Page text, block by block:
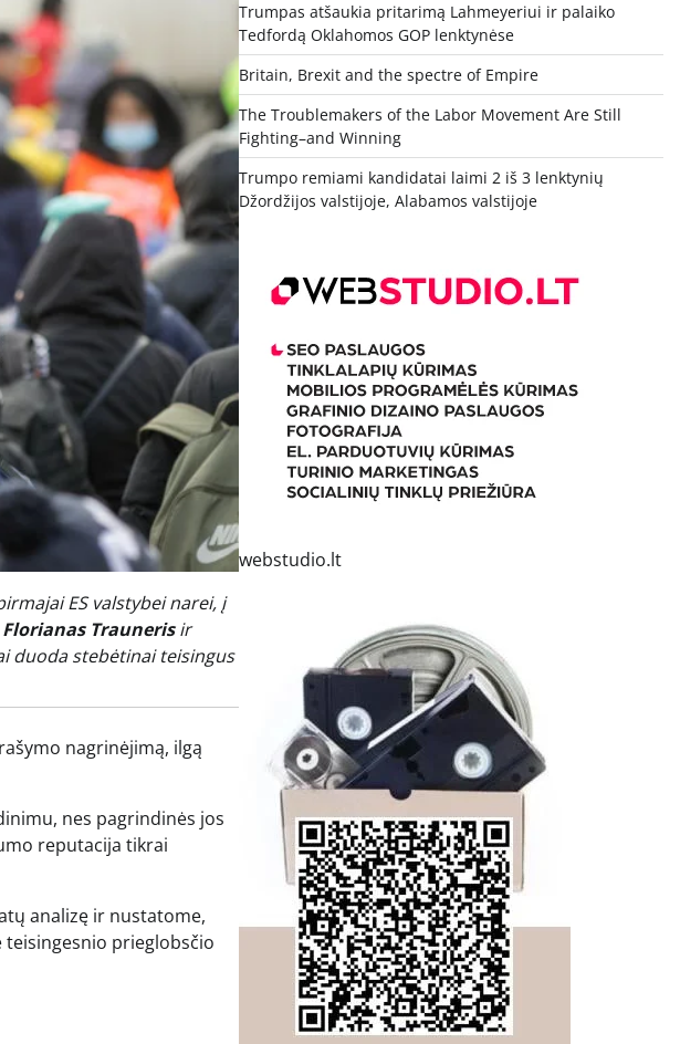
ES valstybei narei, į
Traunerisir
duoda stebėtinai teisingus
nagrinėjimą, ilgą
nes pagrindinės jos
reputacija tikrai
analizę ir nustatome,
prieglobsčio
Trumpas atšaukia pritarimą Lahmeyeriui ir palaiko
Tedfordą Oklahomos GOP lenktynėse
Britain, Brexit and the spectre of Empire
The Troublemakers of the Labor Movement Are Still
Fighting–and Winning
Trumpo remiami kandidatai laimi 2 iš 3 lenktynių
Džordžijos valstijoje, Alabamos valstijoje
webstudio.lt